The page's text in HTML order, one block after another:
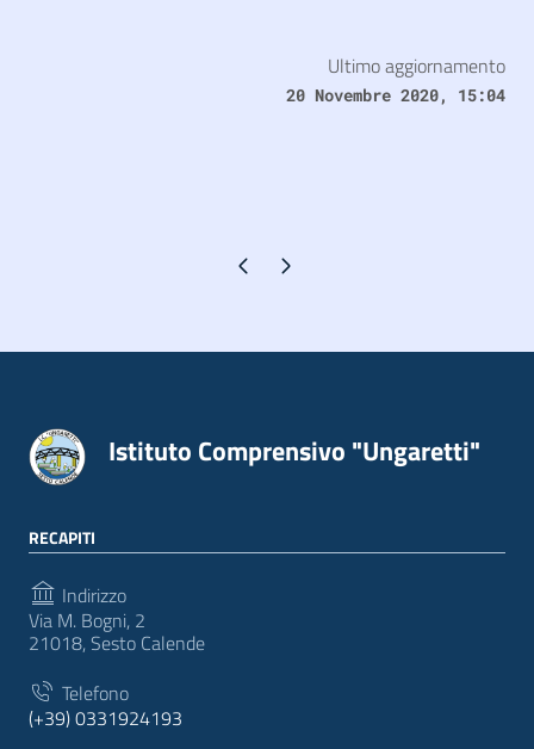
Ultimo aggiornamento
20 Novembre 2020, 15:04
Pagina precedente
Pagina successiva
Istituto Comprensivo "Ungaretti"
RECAPITI
Indirizzo
Via M. Bogni, 2
21018, Sesto Calende
Telefono
(+39) 0331924193